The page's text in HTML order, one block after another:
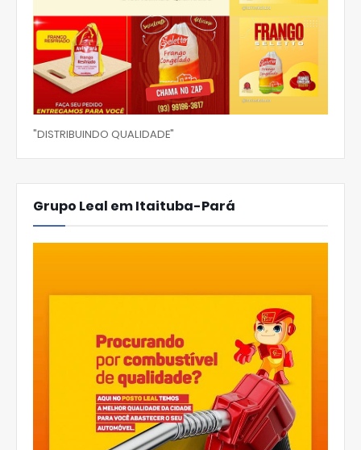
"DISTRIBUINDO QUALIDADE"
Grupo Leal em Itaituba-Pará